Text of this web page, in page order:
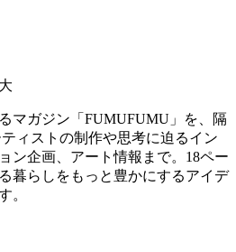
マガジン「FUMUFUMU」を、隔
ィストの制作や思考に迫るイン
ン企画、アート情報まで。18ペー
暮らしをもっと豊かにするアイデ
。